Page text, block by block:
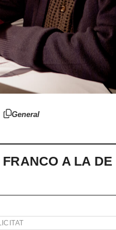
General
A LA DE